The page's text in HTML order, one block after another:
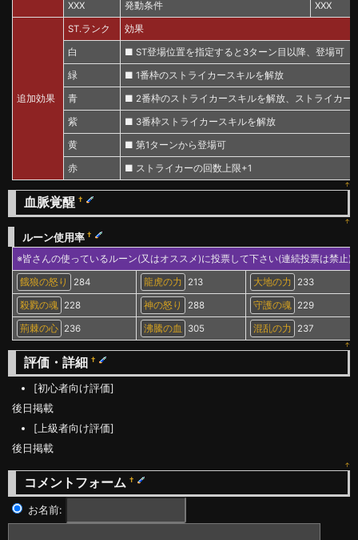
XXX 発動条件 XXX
追加効果
ST.ランク 効果
白 ■ ST登場位置を指定すると3ターン目以降、登場可
緑 ■ 1番枠のストライカースキルを解放
青 ■ 2番枠のストライカースキルを解放、ストライカー
紫 ■ 3番枠ストライカースキルを解放
黄 ■ 第1ターンから登場可
赤 ■ ストライカーの回数上限+1
↑
血脈覚醒 †
↑
ルーン使用率 †
※皆さんの使っているルーン(又はオススメ)に投票して下さい(連続投票は禁止)
餓狼の怒り 284 龍虎の力 213 大地の力 233
殺戮の魂 228 神の怒り 288 守護の魂 229
荊棘の心 236 沸騰の血 305 混乱の力 237
↑
評価・詳細 †
[初心者向け評価]
後日掲載
[上級者向け評価]
後日掲載
↑
コメントフォーム †
お名前: